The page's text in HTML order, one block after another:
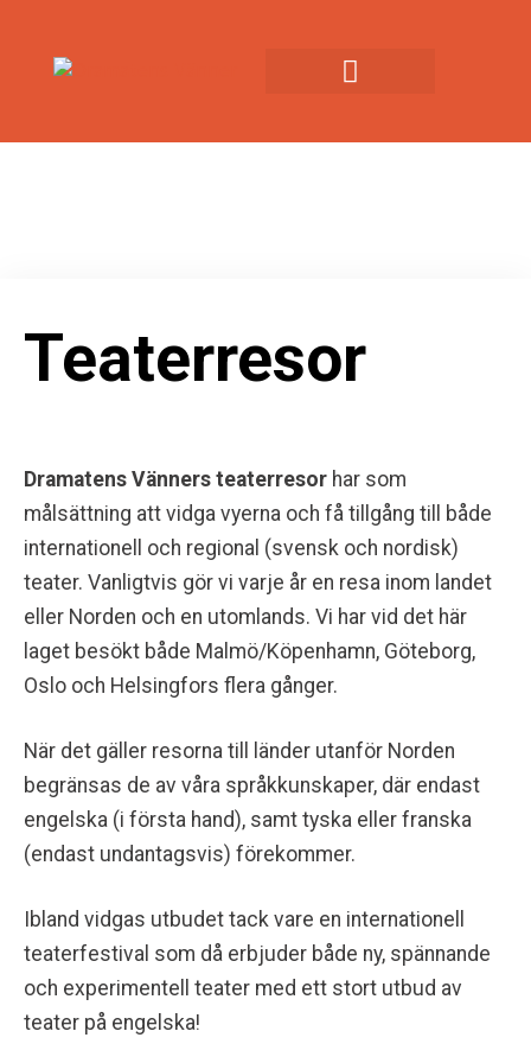
Teaterresor
Dramatens Vänners teaterresor har som
målsättning att vidga vyerna och få tillgång till både
internationell och regional (svensk och nordisk)
teater. Vanligtvis gör vi varje år en resa inom landet
eller Norden och en utomlands. Vi har vid det här
laget besökt både Malmö/Köpenhamn, Göteborg,
Oslo och Helsingfors flera gånger.
När det gäller resorna till länder utanför Norden
begränsas de av våra språkkunskaper, där endast
engelska (i första hand), samt tyska eller franska
(endast undantagsvis) förekommer.
Ibland vidgas utbudet tack vare en internationell
teaterfestival som då erbjuder både ny, spännande
och experimentell teater med ett stort utbud av
teater på engelska!